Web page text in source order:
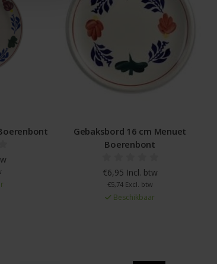
Menuet
Bord plat 21cm lichtblauw
Boerenblauw
€9,49 Incl. btw
€7,84 Excl. btw
Beschikbaar